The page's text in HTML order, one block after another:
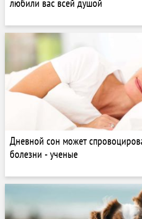
любили вас всей душой
Дневной сон может
болезни - ученые